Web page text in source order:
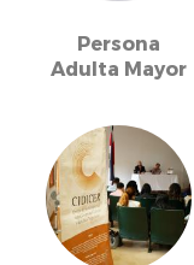
Persona
Adulta Mayor